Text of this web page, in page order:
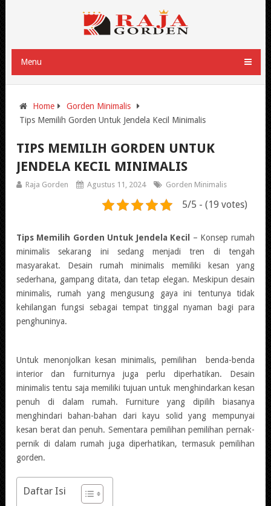
Menu
Home
Gorden Minimalis
Tips Memilih Gorden Untuk Jendela Kecil Minimalis
TIPS MEMILIH GORDEN UNTUK
JENDELA KECIL MINIMALIS
Raja Gorden Agustus 11, 2024 Gorden Minimalis
5/5 - (19 votes)
Tips Memilih Gorden Untuk Jendela Kecil
– Konsep rumah
minimalis sekarang ini sedang menjadi tren di tengah
masyarakat. Desain rumah minimalis memiliki kesan yang
sederhana, gampang ditata, dan tetap elegan. Meskipun desain
minimalis, rumah yang mengusung gaya ini tentunya tidak
kehilangan fungsi sebagai tempat tinggal nyaman bagi para
penghuninya.
Untuk menonjolkan kesan minimalis, pemilihan benda-benda
interior dan furniturnya juga perlu diperhatikan. Desain
minimalis tentu saja memiliki tujuan untuk menghindarkan kesan
penuh di dalam rumah. Furniture yang dipilih biasanya
menghindari bahan-bahan dari kayu solid yang mempunyai
kesan berat dan penuh. Sementara pemilihan pemilihan pernak-
pernik di dalam rumah juga diperhatikan, termasuk pemilihan
gorden.
Daftar Isi